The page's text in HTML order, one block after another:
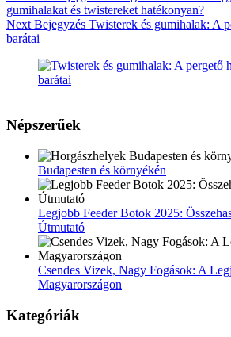
gumihalakat és twistereket hatékonyan?
Next Bejegyzés Twisterek és gumihalak: A
barátai
Népszerűek
Budapesten és környékén
Legjobb Feeder Botok 2025:
Útmutató
Csendes Vizek, Nagy Fogások: A
Magyarországon
Kategóriák